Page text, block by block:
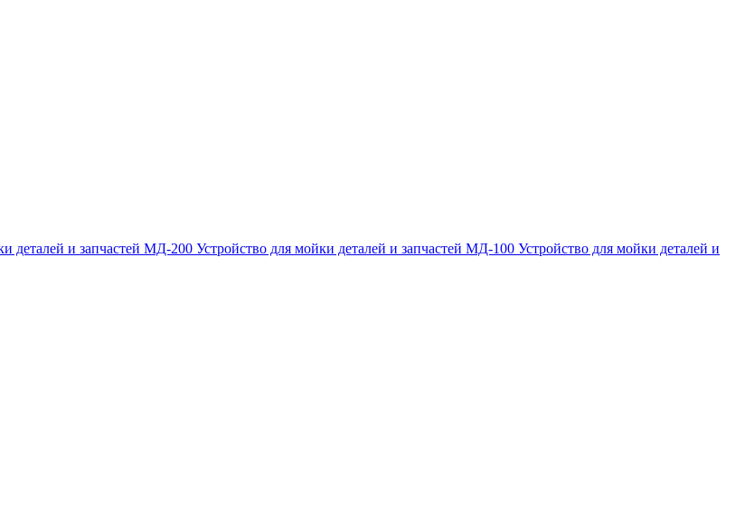
деталей и запчастей МД-200 Устройство для мойки деталей и запчастей МД-100 Устройство для мойки деталей и